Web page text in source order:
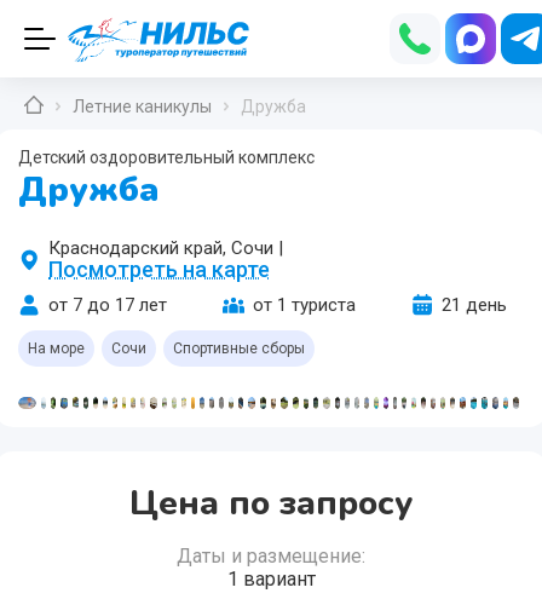
Летние каникулы Дружба
Детский оздоровительный комплекс
Дружба
Краснодарский край, Сочи |
Посмотреть на карте
от 7 до 17 лет от 1 туриста 21 день
На море Сочи Спортивные сборы
Цена по запросу
Даты и размещение:
1 вариант